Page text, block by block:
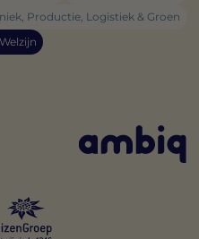
Productie, Logistiek & Groen